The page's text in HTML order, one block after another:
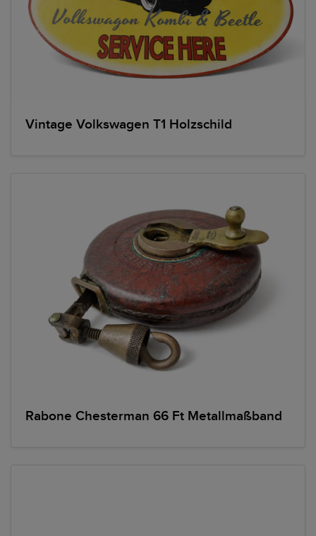
Vintage Volkswagen T1 Holzschild
Rabone Chesterman 66 Ft Metallmaßband